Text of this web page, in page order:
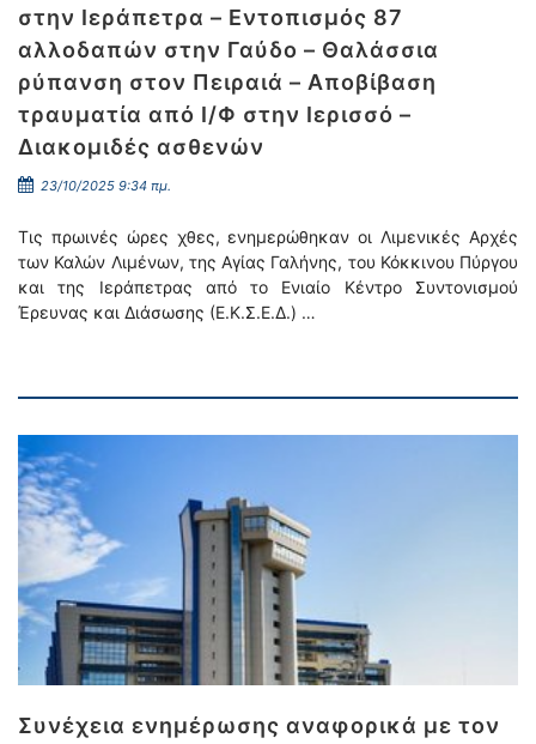
στην Ιεράπετρα – Εντοπισμός 87
αλλοδαπών στην Γαύδο – Θαλάσσια
ρύπανση στον Πειραιά – Αποβίβαση
τραυματία από Ι/Φ στην Ιερισσό –
Διακομιδές ασθενών
23/10/2025 9:34 πμ.
Τις πρωινές ώρες χθες, ενημερώθηκαν οι Λιμενικές Αρχές
των Καλών Λιμένων, της Αγίας Γαλήνης, του Κόκκινου Πύργου
και της Ιεράπετρας από το Ενιαίο Κέντρο Συντονισμού
Έρευνας και Διάσωσης (Ε.Κ.Σ.Ε.Δ.) …
Συνέχεια ενημέρωσης αναφορικά με τον